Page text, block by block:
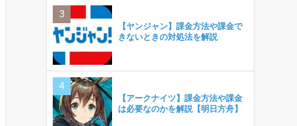
【ヤンジャン】課金方法や課金で
きないときの対処法を解説
【アークナイツ】課金方法や課金
は必要なのかを解説【明日方舟】